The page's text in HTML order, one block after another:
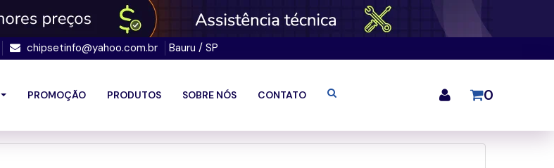
chipsetinfo@yahoo.com.br Bauru / SP
PROMOÇÃO PRODUTOS SOBRE NÓS CONTATO 0